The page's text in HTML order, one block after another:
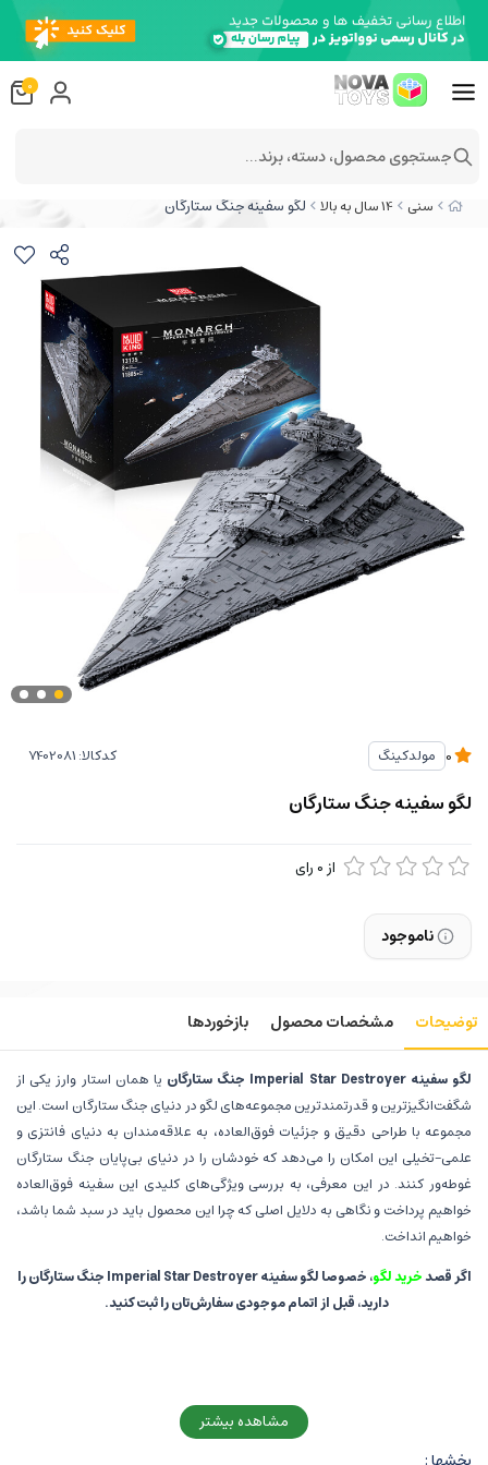
سنی 14 سال به بالا لگو سفینه جنگ ستارگان
مولدکینگ کدکالا:
لگو سفینه جنگ ستارگان
از 0 رای
ناموجود
توضیحات مشخصات محصول بازخوردها
لگو سفینه Imperial Star Destroyer جنگ ستارگان
یا همان استار وارز یکی از
شگفت‌انگیزترین و قدرتمندترین مجموعه‌های لگو در دنیای جنگ ستارگان است. این
مجموعه با طراحی دقیق و جزئیات فوق‌العاده، به علاقه‌مندان به دنیای فانتزی و
علمی-تخیلی این امکان را می‌دهد که خودشان را در دنیای بی‌پایان جنگ ستارگان
غوطه‌ور کنند. در این معرفی، به بررسی ویژگی‌های کلیدی این سفینه فوق‌العاده
خواهیم پرداخت و نگاهی به دلایل اصلی که چرا این محصول باید در سبد شما باشد،
خواهیم انداخت.
اگر قصدخرید لگو
، خصوصا لگو سفینه Imperial Star Destroyer جنگ ستارگان را
دارید، قبل از اتمام موجودی سفارش‌تان را ثبت کنید.
ویژگی‌های لگو سفینه استار وارزImperial Star Destroyer
مشاهده بیشتر
0
جستجوی محصول، دسته، برند...